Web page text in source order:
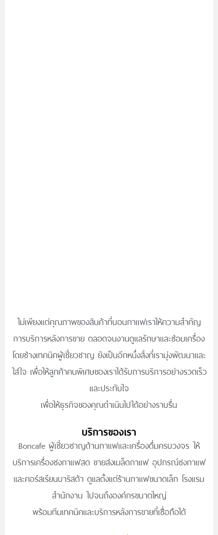
ไม่เพียงแต่คุณภาพของสินค้าที่บอนกาแฟเราให้ความสำคัญ
การบริการหลังการขาย ตลอดจนงานดูแลรักษาและซ่อมเครื่อง
โดยช่างเทคนิคผู้เชี่ยวชาญ ยังเป็นอีกหนึ่งสิ่งที่เรามุ่งพัฒนาและ
ใส่ใจ เพื่อให้ลูกค้าคนพิเศษของเราได้รับการบริการอย่างรวดเร็ว
และประทับใจ
เพื่อให้ธุรกิจของคุณดำเนินไปได้อย่างราบรื่น
บริการของเรา
Boncafe ผู้เชี่ยวชาญด้านกาแฟและเครื่องดื่มครบวงจร ให้
บริการเครื่องชงกาแฟสด ขายส่งเมล็ดกาแฟ อุปกรณ์ชงกาแฟ
และคอร์สเรียนบาริสต้า ดูแลตั้งแต่ร้านกาแฟขนาดเล็ก โรงแรม
สำนักงาน ไปจนถึงองค์กรขนาดใหญ่
พร้อมทีมเทคนิคและบริการหลังการขายที่เชื่อถือได้